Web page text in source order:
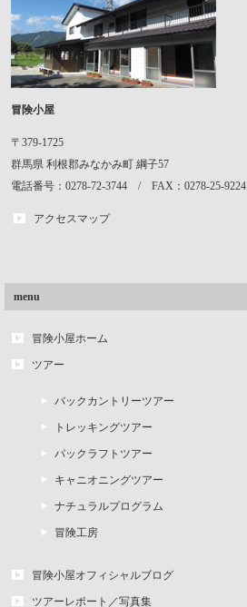
冒険小屋
〒379-1725
群馬県 利根郡みなかみ町 綱子57
電話番号：0278-72-3744 / FAX：0278-25-9224
アクセスマップ
menu
冒険小屋ホーム
ツアー
バックカントリーツアー
トレッキングツアー
パックラフトツアー
キャニオニングツアー
ナチュラルプログラム
冒険工房
冒険小屋オフィシャルブログ
ツアーレポート／写真集